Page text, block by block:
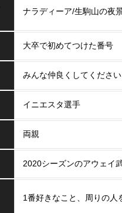
ナラディーア/生駒山の夜
大卒で初めてつけた番号
みんな仲良くしてください
イニエスタ選手
両親
2020シーズンのアウェイ
1番好きなこと、周りの人